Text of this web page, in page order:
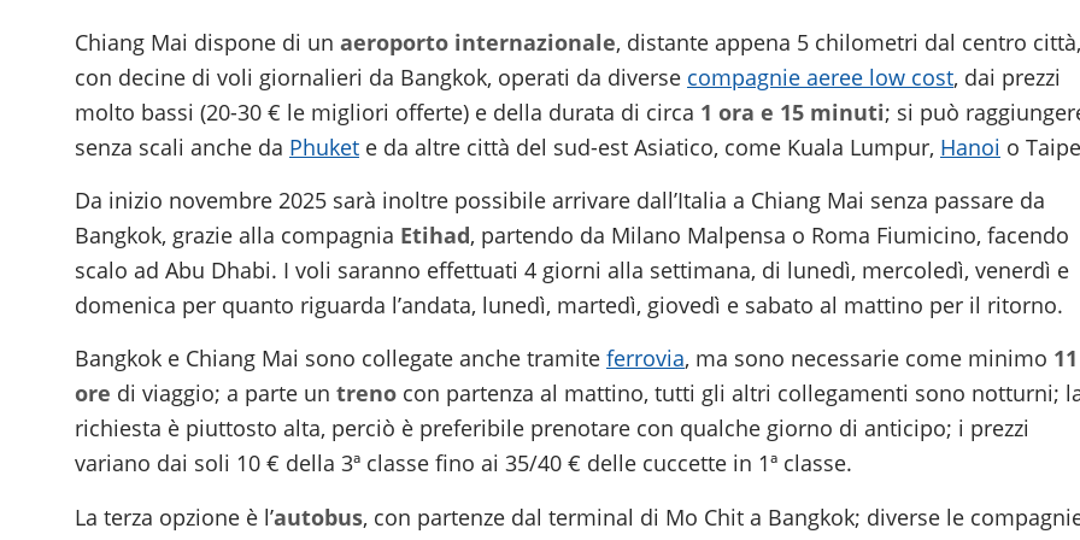
Chiang Mai dispone di un aeroporto internazionale, distante appena 5 chilometri dal centro città,
con decine di voli giornalieri da Bangkok, operati da diverse compagnie aeree low cost, dai prezzi
molto bassi (20-30 € le migliori offerte) e della durata di circa 1 ora e 15 minuti; si può
senza scali anche da Phuket e da altre città del sud-est Asiatico, come Kuala Lumpur, Hanoi o
Da inizio novembre 2025 sarà inoltre possibile arrivare dall’Italia a Chiang Mai senza passare da
Bangkok, grazie alla compagnia Etihad, partendo da Milano Malpensa o Roma Fiumicino, facendo
scalo ad Abu Dhabi. I voli saranno effettuati 4 giorni alla settimana, di lunedì, mercoledì, venerdì e
domenica per quanto riguarda l’andata, lunedì, martedì, giovedì e sabato al mattino per il ritorno.
Bangkok e Chiang Mai sono collegate anche tramite ferrovia, ma sono necessarie come minimo 11
ore di viaggio; a parte un treno con partenza al mattino, tutti gli altri collegamenti sono notturni;
richiesta è piuttosto alta, perciò è preferibile prenotare con qualche giorno di anticipo; i prezzi
variano dai soli 10 € della 3ª classe fino ai 35/40 € delle cuccette in 1ª classe.
La terza opzione è l’autobus, con partenze dal terminal di Mo Chit a Bangkok; diverse le